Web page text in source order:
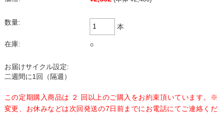
数量:
本
在庫: ○
お届けサイクル設定:
二週間に1回（隔週）
この定期購入商品は ２ 回以上のご購入をお約束頂いています。※
変更、お休みなどは次回発送の7日前までにお電話にてご連絡くだ